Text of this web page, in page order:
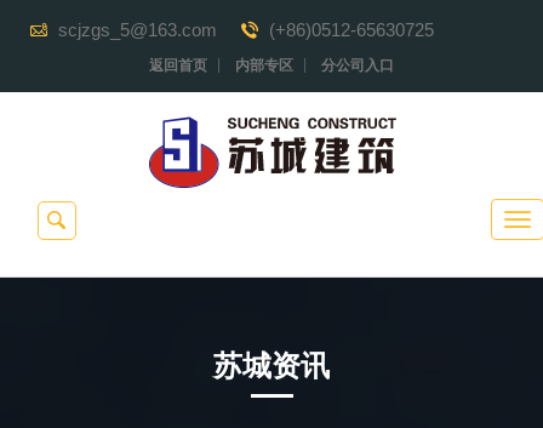
scjzgs_5@163.com (+86)0512-65630725
返回首页 内部专区 分公司入口
苏城资讯